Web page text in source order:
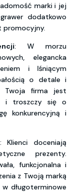
marki i jej
dodatkowo
promocyjny.
: W morzu
elegancka
i lśniącym
o detale i
Twoja firma jest
i troszczy się o
konkurencyjną i
: Klienci doceniają
prezenty.
funkcjonalna i
z Twoją marką
długoterminowe